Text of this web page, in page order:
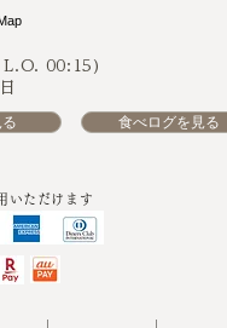
L.O. 00:15)
食べログを見る
いただけます